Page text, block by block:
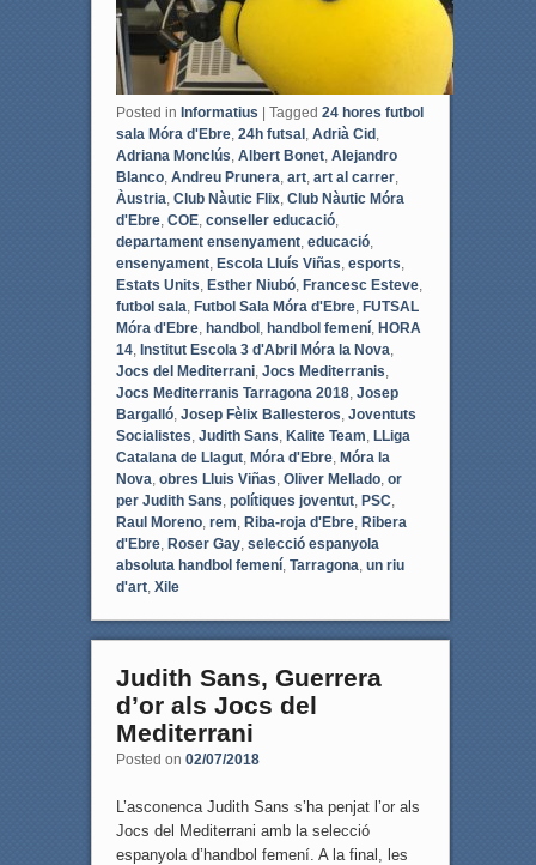
Posted in Informatius | Tagged 24 hores futbol
sala Móra d'Ebre, 24h futsal, Adrià Cid,
Adriana Monclús Albert Bonet, Alejandro
Blanco, Andreu Prunera art, art al carrer,
Àustria Club Nàutic Flix, Club Nàutic Móra
d'Ebre, COE, conseller educació,
departament ensenyament, educació,
ensenyament, Escola Lluís Viñas esports
Estats Units Esther Niubó, Francesc Esteve,
futbol sala Futbol Sala Móra d'Ebre, FUTSAL
Móra d'Ebre, handbol, handbol femení, HORA
14, Institut Escola 3 d'Abril Móra la Nova
Jocs del Mediterrani, Jocs Mediterranis
Jocs Mediterranis Tarragona 2018, Josep
Bargalló, Josep Fèlix Ballesteros Joventuts
Socialistes Judith Sans Kalite Team LLiga
Catalana de Llagut, Móra d'Ebre, Móra la
Nova obres Lluis Viñas Oliver Mellado, or
per Judith Sans polítiques joventut, PSC
Raul Moreno, rem Riba-roja d'Ebre, Ribera
d'Ebre, Roser Gay, selecció espanyola
absoluta handbol femení, Tarragona un riu
d'art, Xile
Judith Sans, Guerrera
d’or als Jocs del
Mediterrani
Posted on 02/07/2018
L’asconenca Judith Sans s’ha penjat l’or als
Jocs del Mediterrani amb la selecció
espanyola d’handbol femení. A la final, les